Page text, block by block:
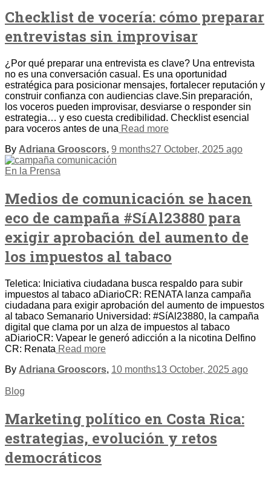
Checklist de vocería: cómo preparar
entrevistas sin improvisar
¿Por qué preparar una entrevista es clave? Una entrevista
no es una conversación casual. Es una oportunidad
estratégica para posicionar mensajes, fortalecer reputación y
construir confianza con audiencias clave.Sin preparación,
los voceros pueden improvisar, desviarse o responder sin
estrategia… y eso cuesta credibilidad. Checklist esencial
para voceros antes de una Read more
By Adriana Grooscors, 9 months27 October, 2025 ago
En la Prensa
Medios de comunicación se hacen
eco de campaña #SíAl23880 para
exigir aprobación del aumento de
los impuestos al tabaco
Teletica: Iniciativa ciudadana busca respaldo para subir
impuestos al tabaco aDiarioCR: RENATA lanza campaña
ciudadana para exigir aprobación del aumento de impuestos
al tabaco Semanario Universidad: #SíAl23880, la campaña
digital que clama por un alza de impuestos al tabaco
aDiarioCR: Vapear le generó adicción a la nicotina Delfino
CR: Renata Read more
By Adriana Grooscors, 10 months13 October, 2025 ago
Blog
Marketing político en Costa Rica:
estrategias, evolución y retos
democráticos